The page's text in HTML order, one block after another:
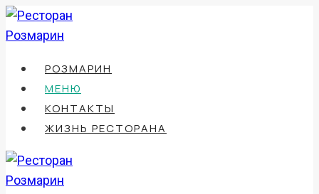
Перейти
к
РОЗМАРИН
МЕНЮ
КОНТАКТЫ
ЖИЗНЬ РЕСТОРАНА